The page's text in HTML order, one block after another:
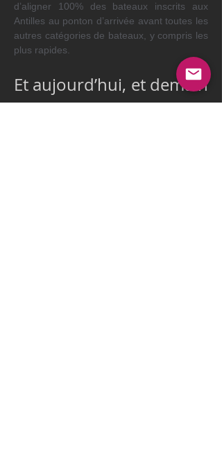
d’aligner 100% des bateaux inscrits aux
Antilles au ponton d’arrivée avant toutes les
autres catégories de bateaux, y compris les
plus rapides.
Et aujourd’hui, et demain
?